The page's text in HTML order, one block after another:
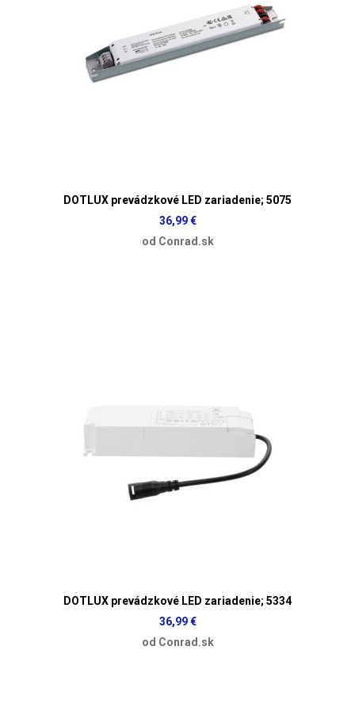
DOTLUX prevádzkové LED zariadenie; 5075
36,99 €
od Conrad.sk
DOTLUX prevádzkové LED zariadenie; 5334
36,99 €
od Conrad.sk